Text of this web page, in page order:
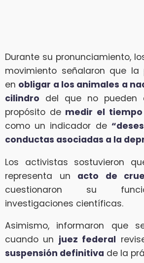
Durante su pronunciamiento,
movimiento señalaron que la
en obligar a los animales a
cilindro del que no pueden
propósito de medir el
como un indicador de
conductas asociadas a la
Los activistas sostuvieron
representa un acto de
cuestionaron su
investigaciones científicas.
Asimismo, informaron que
cuando un juez federal
suspensión definitiva de la